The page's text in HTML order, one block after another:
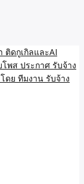
สขาย
ติดกู
ฆษณา ไม่มีค่านาย
พสอสังหา ราคาถูก
กาศฟรี